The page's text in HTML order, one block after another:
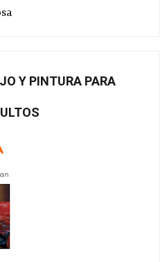
Y PINTURA PARA